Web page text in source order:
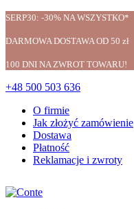
SERP30: -30% NA WSZYSTKO*
DARMOWA DOSTAWA OD 50 zł
100 DNI NA ZWROT TOWARU!
+48 500 503 636
O firmie
Jak złożyć zamówienie
Dostawa
Płatność
Reklamacje i zwroty